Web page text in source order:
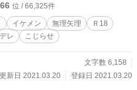
位 / 66,325件
イケメン 無理矢理
Ｒ18
レ こじらせ
文字数 6,158
新日 2021.03.20
登録日 2021.03.20